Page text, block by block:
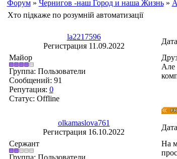
Форум » Чернигов -наш Город и наша Жизнь »
Хто підкаже по розумній автоматизації
la2217596
Регистрация 11.09.2022
Майор
Группа: Пользователи
Сообщений: 91
Репутация: 0
Статус: Offline
Але
olkamaslova761
Регистрация 16.10.2022
Сержант
Группа: Пользователи
На